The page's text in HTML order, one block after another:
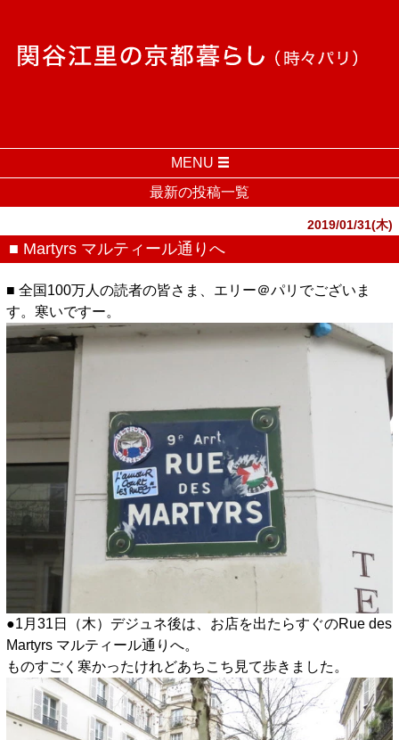
MENU
最新の投稿一覧
2019/01/31(木)
■ Martyrs マルティール通りへ
■ 全国100万人の読者の皆さま、エリー＠パリでございま
す。寒いですー。
●1月31日（木）デジュネ後は、お店を出たらすぐのRue des
Martyrs マルティール通りへ。
ものすごく寒かったけれどあちこち見て歩きました。